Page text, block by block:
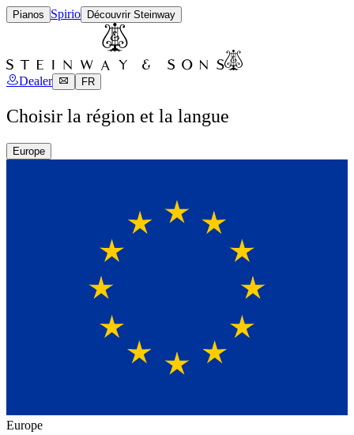
Pianos Spirio Découvrir Steinway
Dealer FR
Choisir la région et la langue
Europe
Europe